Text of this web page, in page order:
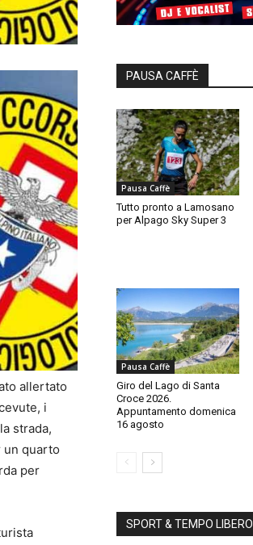
allertato
i
strada,
un quarto
per
PAUSA CAFFÈ
Pausa Caffè
Tutto pronto a Lamosano
per Alpago Sky Super 3
Pausa Caffè
Giro del Lago di Santa
Croce 2026.
Appuntamento domenica
16 agosto
SPORT & TEMPO LIBERO